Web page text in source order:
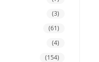
(3)
(61)
(4)
(154)